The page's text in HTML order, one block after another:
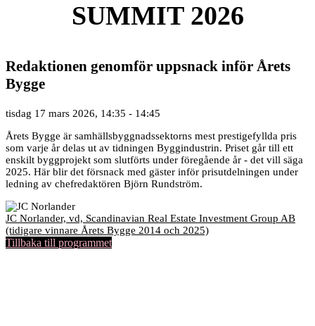
SUMMIT 2026
Redaktionen genomför uppsnack inför Årets
Bygge
tisdag 17 mars 2026, 14:35 - 14:45
Årets Bygge är samhällsbyggnadssektorns mest prestigefyllda pris
som varje år delas ut av tidningen Byggindustrin. Priset går till ett
enskilt byggprojekt som slutförts under föregående år - det vill säga
2025. Här blir det försnack med gäster inför prisutdelningen under
ledning av chefredaktören Björn Rundström.
JC Norlander, vd, Scandinavian Real Estate Investment Group AB
(tidigare vinnare Årets Bygge 2014 och 2025)
Tillbaka till programmet